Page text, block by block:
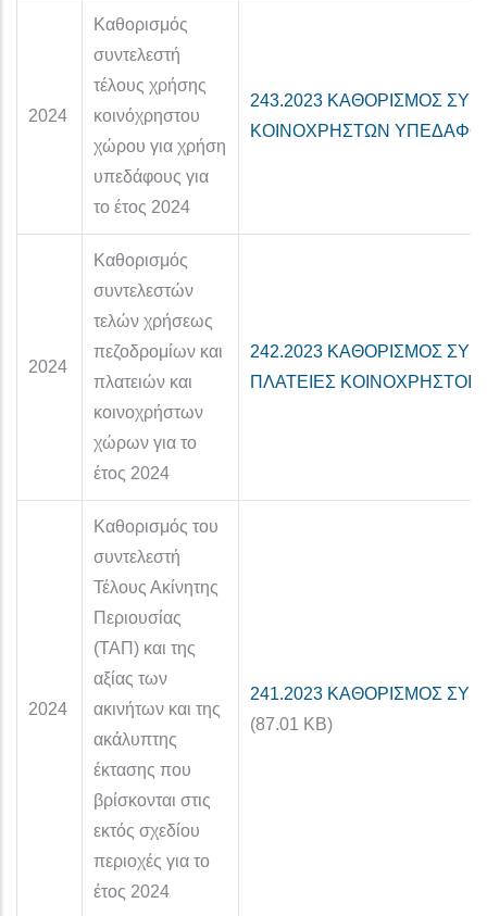
2024
Καθορισμός
συντελεστή
τέλους χρήσης
κοινόχρηστου
χώρου για χρήση
υπεδάφους για
το έτος 2024
243.2023 ΚΑΘΟΡΙΣΜΟΣ
ΚΟΙΝΟΧΡΗΣΤΩΝ ΥΠΕΔΑΦΟΣ
2024
Καθορισμός
συντελεστών
τελών χρήσεως
πεζοδρομίων και
πλατειών και
κοινοχρήστων
χώρων για το
έτος 2024
242.2023 ΚΑΘΟΡΙΣΜΟΣ
ΠΛΑΤΕΙΕΣ ΚΟΙΝΟΧΡΗΣΤΟΙ
2024
Καθορισμός του
συντελεστή
Τέλους Ακίνητης
Περιουσίας
(ΤΑΠ) και της
αξίας των
ακινήτων και της
ακάλυπτης
έκτασης που
βρίσκονται στις
εκτός σχεδίου
περιοχές για το
έτος 2024
241.2023 ΚΑΘΟΡΙΣΜΟΣ
(87.01 KB)